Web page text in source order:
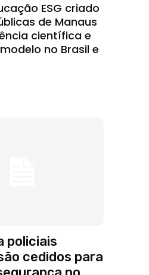
ESG criado
de Manaus
científica e
no Brasil e
policiais
cedidos para